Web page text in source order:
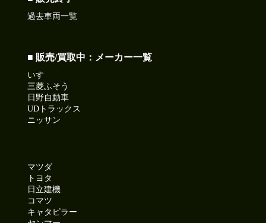
過去車両一覧
■ 販売/買取中：メーカー一覧
いすゞ
三菱ふそう
日野自動車
UDトラックス
ニッサン
マツダ
トヨタ
日立建機
コマツ
キャタピラー